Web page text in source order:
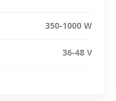
350-1000 W
36-48 V